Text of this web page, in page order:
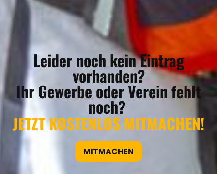
Leider noch kein Eintrag
vorhanden?
Ihr Gewerbe oder Verein fehlt
noch?
JETZT KOSTENLOS MITMACHEN!
MITMACHEN